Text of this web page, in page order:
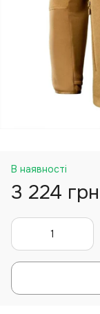
В наявності
3 224 грн